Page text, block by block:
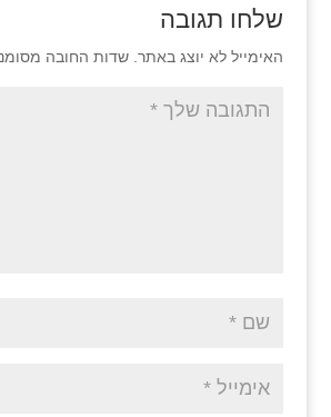
שלחו תגובה
האימייל לא יוצג באתר. שדות החובה